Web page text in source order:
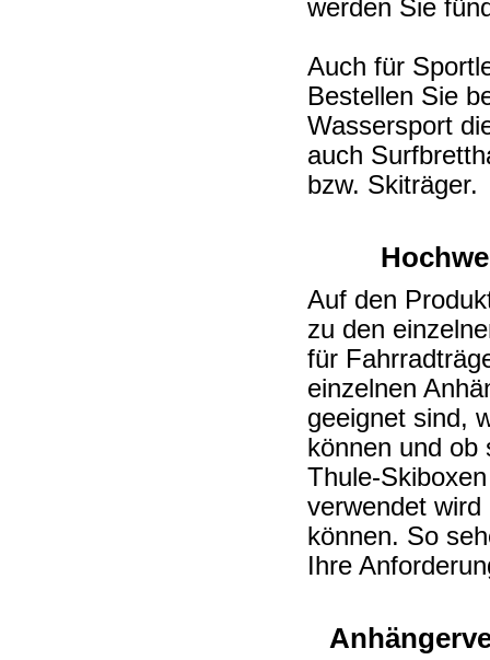
werden Sie
Auch für
Bestellen Sie
Wassersport
auch
bzw. Skiträger.
Auf den
zu den
für
einzelnen
geeignet sind,
können und ob
Thule-
verwendet
können. So
Ihre